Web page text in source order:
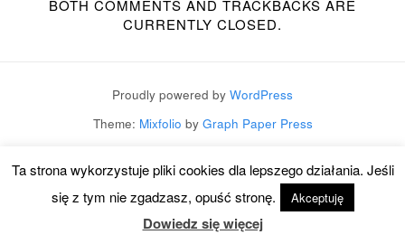
BOTH COMMENTS AND TRACKBACKS ARE
CURRENTLY CLOSED.
Proudly powered by WordPress
Theme: Mixfolio by Graph Paper Press
Ta strona wykorzystuje pliki cookies dla lepszego działania. Jeśli
się z tym nie zgadzasz, opuść stronę.
Akceptuję
Dowiedz się więcej